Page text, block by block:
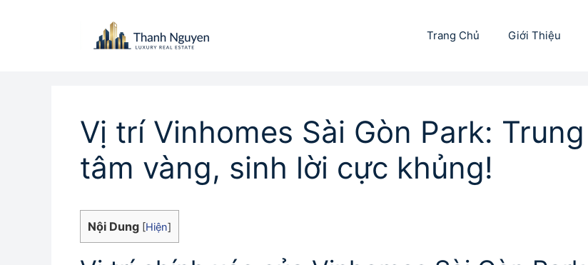
Trang Chủ Giới Thiệu
Vị trí Vinhomes Sài Gòn Park: Trung
tâm vàng, sinh lời cực khủng!
Nội Dung [Hiện]